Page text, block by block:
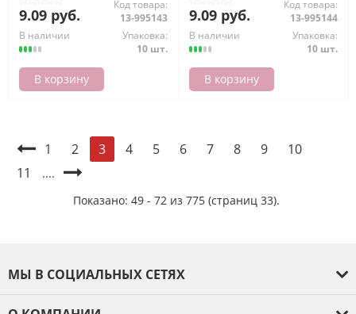
Ltd)
9.09 руб.
Код товара:
13-995143
В наличии
Упаковка:
10 шт.
В корзину
9.09 руб.
Код товара:
13-995144
В наличии
Упаковка:
10 шт.
В корзину
1 2 3 4 5 6 7 8 9
10
11
....
Показано: 49 - 72 из 775 (страниц 33).
МЫ В СОЦИАЛЬНЫХ СЕТЯХ